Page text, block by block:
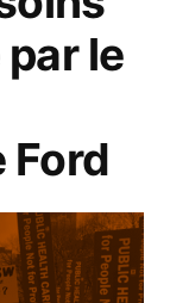
le
Ford